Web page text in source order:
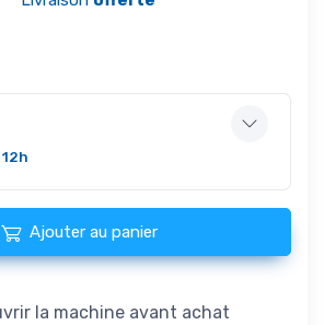
Ajouter au panier
la machine avant achat